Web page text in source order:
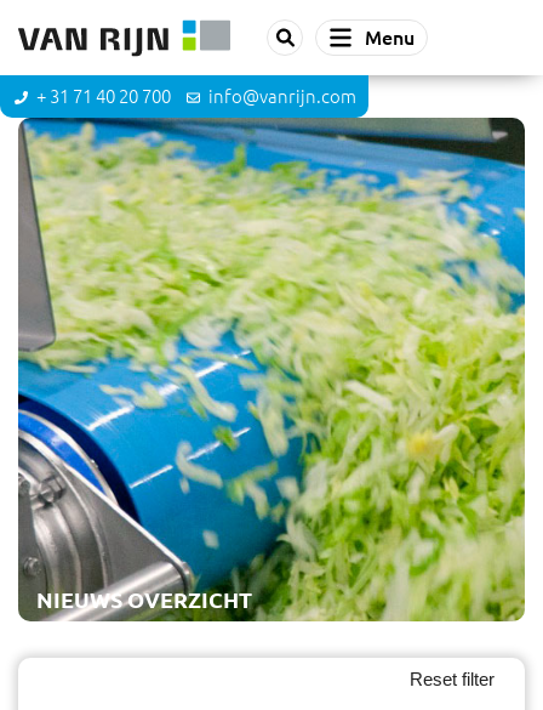
Menu
+ 31 71 40 20 700 info@vanrijn.com
NIEUWS OVERZICHT